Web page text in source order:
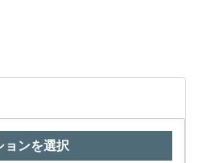
ョンを選択